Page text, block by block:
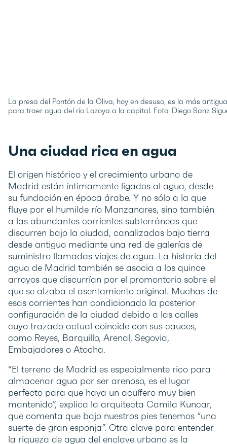
La presa del Pontón de la Oliva, hoy en desuso, es la más
para traer agua del río Lozoya a la capital. Foto: Diego Sanz
Una ciudad rica en agua
El origen histórico y el crecimiento urbano de
Madrid están íntimamente ligados al agua, desde
su fundación en época árabe. Y no sólo a la que
fluye por el humilde río Manzanares, sino también
a las abundantes corrientes subterráneas que
discurren bajo la ciudad, canalizadas bajo tierra
desde antiguo mediante una red de galerías de
suministro llamadas viajes de agua. La historia del
agua de Madrid también se asocia a los quince
arroyos que discurrían por el promontorio sobre el
que se alzaba el asentamiento original. Muchas de
esas corrientes han condicionado la posterior
configuración de la ciudad debido a las calles
cuyo trazado actual coincide con sus cauces,
como Reyes, Barquillo, Arenal, Segovia,
Embajadores o Atocha.
“El terreno de Madrid es especialmente rico para
almacenar agua por ser arenoso, es el lugar
perfecto para que haya un acuífero muy bien
mantenido”, explica la arquitecta Camila Kuncar,
que comenta que bajo nuestros pies tenemos “una
suerte de gran esponja”. Otra clave para entender
la riqueza de agua del enclave urbano es la